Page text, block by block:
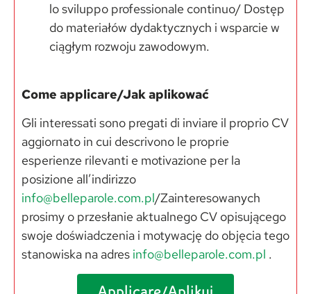
lo sviluppo professionale continuo/ Dostęp
do materiałów dydaktycznych i wsparcie w
ciągłym rozwoju zawodowym.
Come applicare/Jak aplikować
Gli interessati sono pregati di inviare il proprio CV
aggiornato in cui descrivono le proprie
esperienze rilevanti e motivazione per la
posizione all’indirizzo
info@belleparole.com.pl/Zainteresowanych
prosimy o przesłanie aktualnego CV opisującego
swoje doświadczenia i motywację do objęcia tego
stanowiska na adres info@belleparole.com.pl .